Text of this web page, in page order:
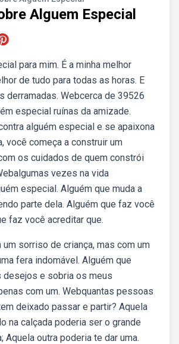
Alguem Especial
para mim. É a minha melhor
de tudo para todas as horas. E
derramadas. Webcerca de 39526
especial ruínas da amizade.
alguém especial e se apaixona
você começa a construir um
os cuidados de quem constrói
vezes na vida
especial. Alguém que muda a
parte dela. Alguém que faz você
faz você acreditar que.
um sorriso de criança, mas com um
fera indomável. Alguém que
desejos e sobria os meus
com um. Webquantas pessoas
deixado passar e partir? Aquela
na calçada poderia ser o grande
Aquela outra poderia te dar uma.